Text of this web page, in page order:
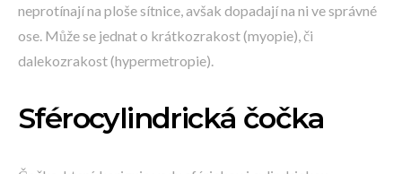
neprotínají na ploše sítnice, avšak dopadají na ni ve správné
ose. Může se jednat o krátkozrakost (myopie), či
dalekozrakost (hypermetropie).
Sférocylindrická čočka